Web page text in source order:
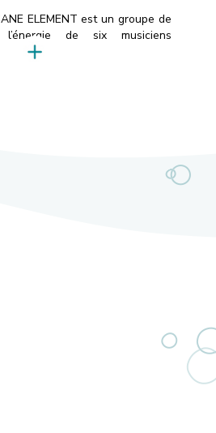
ELEMENT est un groupe de
de six musiciens
leurs racines auprès d’artistes